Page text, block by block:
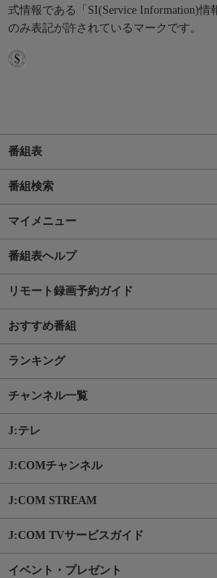
式情報である「SI(Service Information)情
のみ表記が許されているマークです。
番組表
番組検索
マイメニュー
番組表ヘルプ
リモート録画予約ガイド
おすすめ番組
ランキング
チャンネル一覧
J:テレ
J:COMチャンネル
J:COM STREAM
J:COM TVサービスガイド
イベント・プレゼント